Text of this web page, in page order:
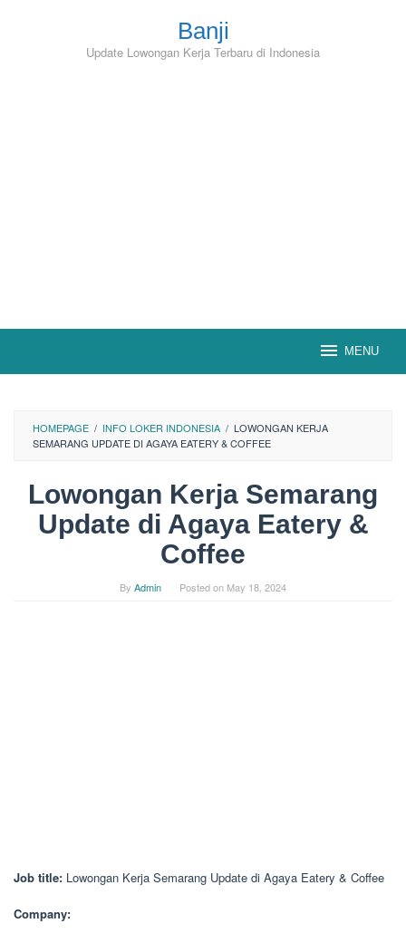
Banji
Update Lowongan Kerja Terbaru di Indonesia
MENU
HOMEPAGE / INFO LOKER INDONESIA / LOWONGAN KERJA
SEMARANG UPDATE DI AGAYA EATERY & COFFEE
Lowongan Kerja Semarang
Update di Agaya Eatery &
Coffee
By Admin Posted on May 18, 2024
Job title: Lowongan Kerja Semarang Update di Agaya Eatery & Coffee
Company: